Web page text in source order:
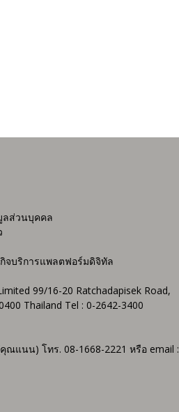
ลส่วนบุคคล
จบริการแพลตฟอร์มดิจิทัล
99/16-20 Ratchadapisek Road,
Thailand Tel : 0-2642-3400
แนน) โทร. 08-1668-2221 หรือ email :